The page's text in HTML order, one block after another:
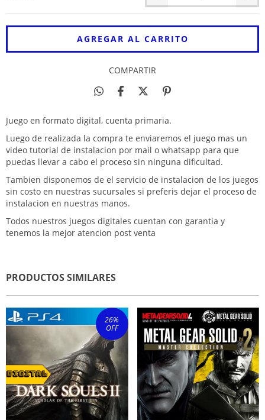
COMPARTIR
Juego en formato digital, cuenta primaria.
Luego de realizada la compra te enviaremos el juego mas un
video tutorial de instalacion por mail o whatsapp para que
puedas llevar a cabo el proceso sin ninguna dificultad.
Tambien disponemos de el servicio de instalacion de los juegos
sin costo en nuestras sucursales si preferis dejar el proceso de
instalacion en nuestras manos.
Todos nuestros juegos digitales cuentan con garantia y
tenemos la mejor atencion post venta
PRODUCTOS SIMILARES
26%
OFF